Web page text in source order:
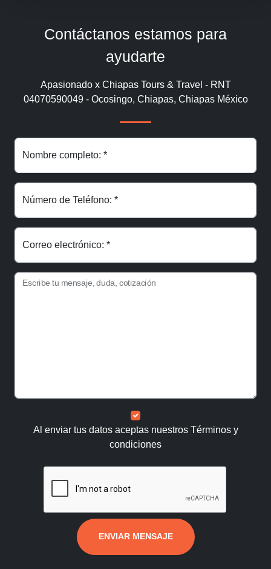
Contáctanos estamos para
ayudarte
Apasionado x Chiapas Tours & Travel - RNT
04070590049 - Ocosingo, Chiapas, Chiapas México
Nombre completo: *
Número de Teléfono: *
Correo electrónico: *
Escribe tu mensaje, duda, cotización
Al enviar tus datos aceptas nuestros Términos y
condiciones
ENVIAR MENSAJE